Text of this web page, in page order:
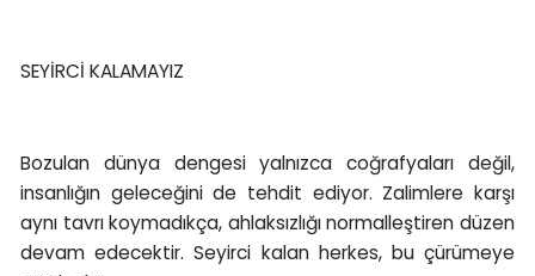
SEYİRCİ KALAMAYIZ
Bozulan dünya dengesi yalnızca coğrafyaları değil,
insanlığın geleceğini de tehdit ediyor. Zalimlere karşı
aynı tavrı koymadıkça, ahlaksızlığı normalleştiren düzen
devam edecektir. Seyirci kalan herkes, bu çürümeye